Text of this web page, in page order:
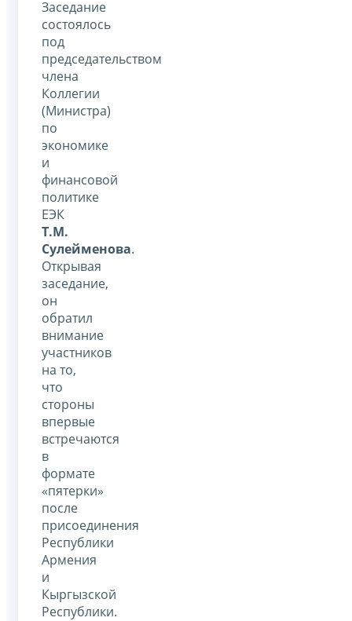
Заседание
состоялось
под
председательством
члена
Коллегии
(Министра)
по
экономике
и
финансовой
политике
ЕЭК
Т.М.
Сулейменова.
Открывая
заседание,
он
обратил
внимание
участников
на то,
что
стороны
впервые
встречаются
в
формате
«пятерки»
после
присоединения
Республики
Армения
и
Кыргызской
Республики.